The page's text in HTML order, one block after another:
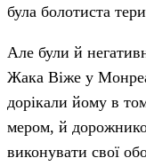
була болотиста
Але були й
Жака Віже у
дорікали йому в
мером, й
виконувати свої